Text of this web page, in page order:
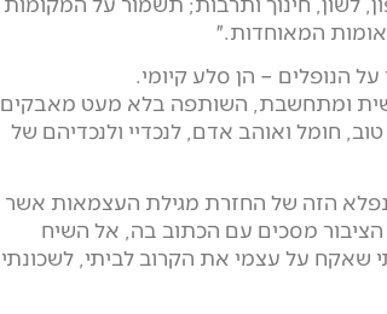
המאוחדות.״
הנופלים – הן סלע קיומי.
ומתחשבת, השותפה בלא מעט מאבקים
חומל ואוהב אדם, לנכדיי ולנכדיהם של
הזה של החזרת מגילת העצמאות אשר
מסכים עם הכתוב בה, אל השיח
שאקח על עצמי את הקרוב לביתי, לשכונתי